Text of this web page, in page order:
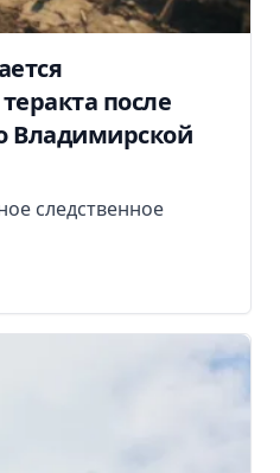
после
Владимирской
следственное